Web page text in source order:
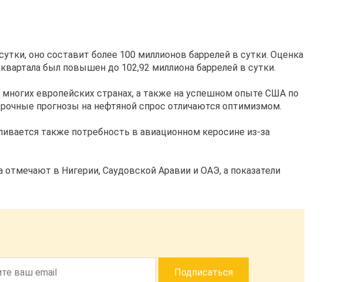
оно составит более 100 миллионов баррелей в сутки. Оценка
был повышен до 102,92 миллиона баррелей в сутки.
европейских странах, а также на успешном опыте США по
прогнозы на нефтяной спрос отличаются оптимизмом.
также потребность в авиационном керосине из-за
в Нигерии, Саудовской Аравии и ОАЭ, а показатели